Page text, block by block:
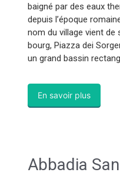
baigné par des eaux
depuis l’époque
nom du village vient de
bourg, Piazza dei
un grand bassin
En savoir plus
Abbadia